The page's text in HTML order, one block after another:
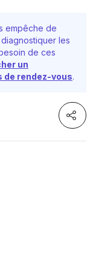
empêche de
les
de ces
un
de rendez-vous.